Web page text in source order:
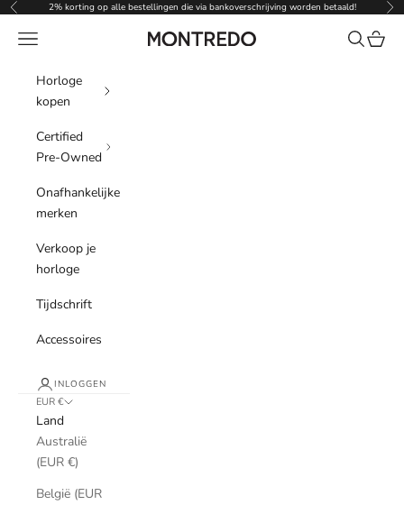
Naar inhoud
Vorige 2% korting op alle bestellingen die via bankoverschrijving worden betaald!
Montredo
Menu Zoeken
Horloge
kopen
Certified
Pre-Owned
Onafhankelijke
merken
Verkoop je
horloge
Tijdschrift
Accessoires
INLOGGEN
EUR €
Land
Australië
(EUR €)
België (EUR